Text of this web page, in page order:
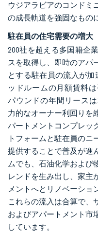
ウジアラビアのコンドミ
の成長軌道を強固なもの
駐在員の住宅需要の増大
200社を超える多国籍企
スを取得し、即時のアパ
とする駐在員の流入が
ッドルームの月額賃料
パウンドの年間リースは
力的なオーナー利回りを
パートメントコンプレッ
トフォームと駐在員の
提供することで普及が進
ムでも、石油化学および
レンドを生み出し、家主
メントへとリノベーショ
これらの流入は合算で、
およびアパートメント市
しています。